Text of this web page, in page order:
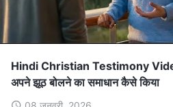
Hindi Christian Testimony
अपने झूठ बोलने का समाधान कैसे किया